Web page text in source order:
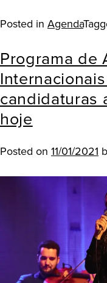
Posted in Agenda
Programa de
candidaturas
hoje
Posted on 11/01/2021